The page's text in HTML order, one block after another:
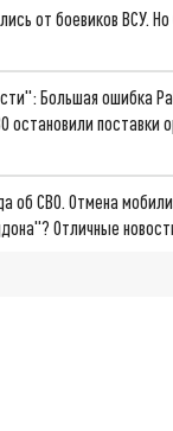
от боевиков ВСУ.
Большая ошибка
остановили поставки
об СВО. Отмена
Отличные